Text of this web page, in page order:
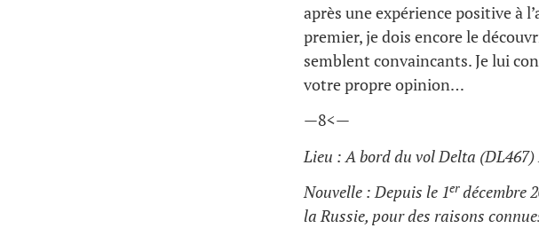
après une expérience positive à
premier, je dois encore le
semblent convaincants. Je lui
votre propre opinion…
—8<—
Lieu : A bord du vol Delta (DL467)
Nouvelle : Depuis le 1erdécembre
la Russie, pour des raisons